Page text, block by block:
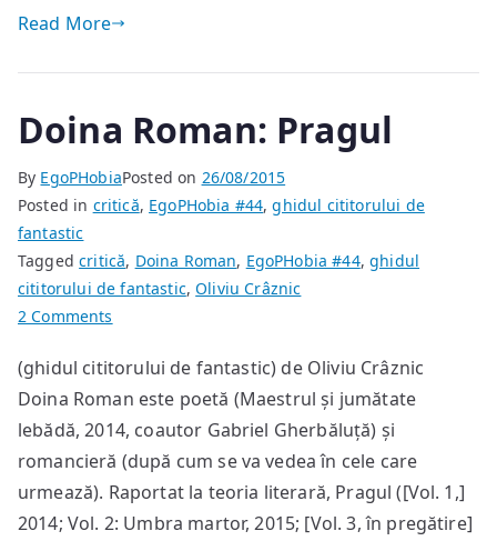
Read More
Doina Roman: Pragul
By EgoPHobiaPosted on 26/08/2015
Posted in critică, EgoPHobia #44,ghidul cititorului de
fantastic
Taggedcritică, Doina Roman, EgoPHobia #44,ghidul
cititorului de fantastic,Oliviu Crâznic
2 Comments
Roman:
Pragul
(ghidul cititorului de fantastic) de Oliviu Crâznic
Doina Roman este poetă (Maestrul și jumătate
lebădă, 2014, coautor Gabriel Gherbăluță) și
romancieră (după cum se va vedea în cele care
urmează). Raportat la teoria literară, Pragul ([Vol. 1,]
2014; Vol. 2: Umbra martor, 2015; [Vol. 3, în pregătire]